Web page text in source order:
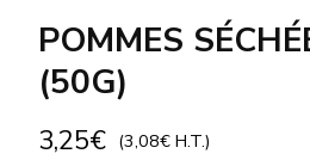
POMMES
(50G)
3,25€ (3,08€ H.T.)